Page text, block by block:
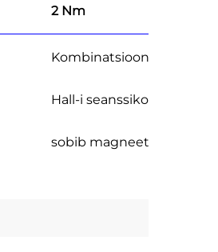
2 Nm
Kombinatsiooniga
Hall-i seanssikooder
sobib magneetkooderiga